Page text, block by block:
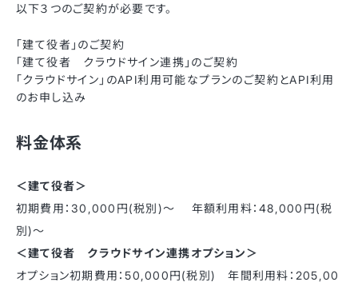
以下３つのご契約が必要です。
「建て役者」のご契約
「建て役者 クラウドサイン連携」のご契約
「クラウドサイン」のAPI利用可能なプランのご契約とAPI利用
のお申し込み
料金体系
＜建て役者＞
初期費用：30,000円(税別)～ 年額利用料：48,000円(税
別)～
＜建て役者 クラウドサイン連携オプション＞
オプション初期費用：50,000円(税別) 年間利用料：205,00